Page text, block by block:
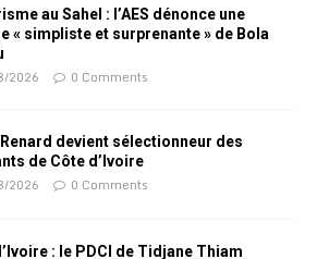
au Sahel : l’AES dénonce une
« simpliste et surprenante » de Bola
2026 0 Comments
Renard devient sélectionneur des
de Côte d’Ivoire
2026 0 Comments
: le PDCI de Tidjane Thiam